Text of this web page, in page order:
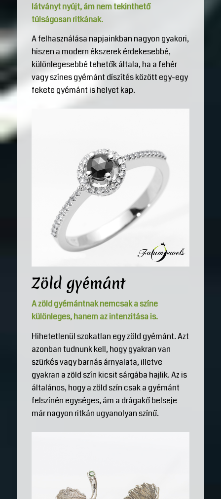
látványt nyújt, ám nem tekinthető
túlságosan ritkának.
A felhasználása napjainkban nagyon gyakori,
hiszen a modern ékszerek érdekesebbé,
különlegesebbé tehetők általa, ha a fehér
vagy színes gyémánt díszítés között egy-egy
fekete gyémánt is helyet kap.
Zöld gyémánt
A zöld gyémántnak nemcsak a színe
különleges, hanem az intenzitása is.
Hihetetlenül szokatlan egy zöld gyémánt. Azt
azonban tudnunk kell, hogy gyakran van
szürkés vagy barnás árnyalata, illetve
gyakran a zöld szín kicsit sárgába hajlik. Az is
általános, hogy a zöld szín csak a gyémánt
felszínén egységes, ám a drágakő belseje
már nagyon ritkán ugyanolyan színű.